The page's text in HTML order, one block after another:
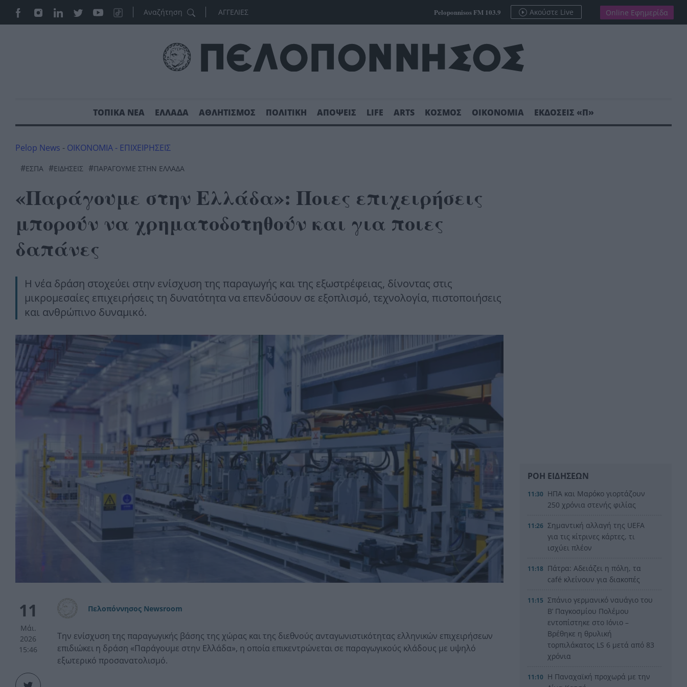
ΑΓΓΕΛΙΕΣ Peloponnisos FM 103.9 Ακούστε Live Online Εφημερίδα
ΤΟΠΙΚΑ ΝΕΑ ΕΛΛΑΔΑ ΑΘΛΗΤΙΣΜΟΣ ΠΟΛΙΤΙΚΗ ΑΠΟΨΕΙΣ LIFE ARTS ΚΟΣΜΟΣ ΟΙΚΟΝΟΜΙΑ ΕΚΔΟΣΕΙΣ «Π»
Pelop News - ΟΙΚΟΝΟΜΙΑ - ΕΠΙΧΕΙΡΗΣΕΙΣ
#ΕΣΠΑ #ΕΙΔΗΣΕΙΣ #ΠΑΡΑΓΟΥΜΕ ΣΤΗΝ ΕΛΛΑΔΑ
«Παράγουμε στην Ελλάδα»: Ποιες επιχειρήσεις
μπορούν να χρηματοδοτηθούν και για ποιες
δαπάνες
Η νέα δράση στοχεύει στην ενίσχυση της παραγωγής και της εξωστρέφειας, δίνοντας στις
μικρομεσαίες επιχειρήσεις τη δυνατότητα να επενδύσουν σε εξοπλισμό, τεχνολογία, πιστοποιήσεις
και ανθρώπινο δυναμικό.
11
Μάι.
2026
15:46
Πελοπόννησος Newsroom
Την ενίσχυση της παραγωγικής βάσης της χώρας και της διεθνούς ανταγωνιστικότητας ελληνικών επιχειρήσεων
επιδιώκει η δράση «Παράγουμε στην Ελλάδα», η οποία επικεντρώνεται σε παραγωγικούς κλάδους με υψηλό
εξωτερικό προσανατολισμό.
ΡΟΗ ΕΙΔΗΣΕΩΝ
11:30 ΗΠΑ και Μαρόκο γιορτάζουν
250 χρόνια στενής φιλίας
11:26 Σημαντική αλλαγή της UEFA
για τις κίτρινες κάρτες, τι
ισχύει πλέον
11:18 Πάτρα: Αδειάζει η πόλη, τα
café κλείνουν για διακοπές
11:15 Σπάνιο γερμανικό ναυάγιο του
Β’ Παγκοσμίου Πολέμου
εντοπίστηκε στο Ιόνιο –
Βρέθηκε η θρυλική
τορπιλάκατος LS 6 μετά από 83
χρόνια
11:10 Η Παναχαϊκή προχωρά με την